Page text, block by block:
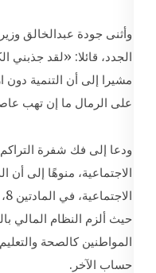
وأثنى جودة عبدالخالق
الجدد، قائلا: «لقد جذبني
مشيرا إلى أن التنمية
على الرمال ما إن تهب
ودعا إلى فك شفرة التراكم
الاجتماعية، منوهًا إلى
حيث ألزم النظام المالي
المواطنين كالصحة
حساب الآخر.